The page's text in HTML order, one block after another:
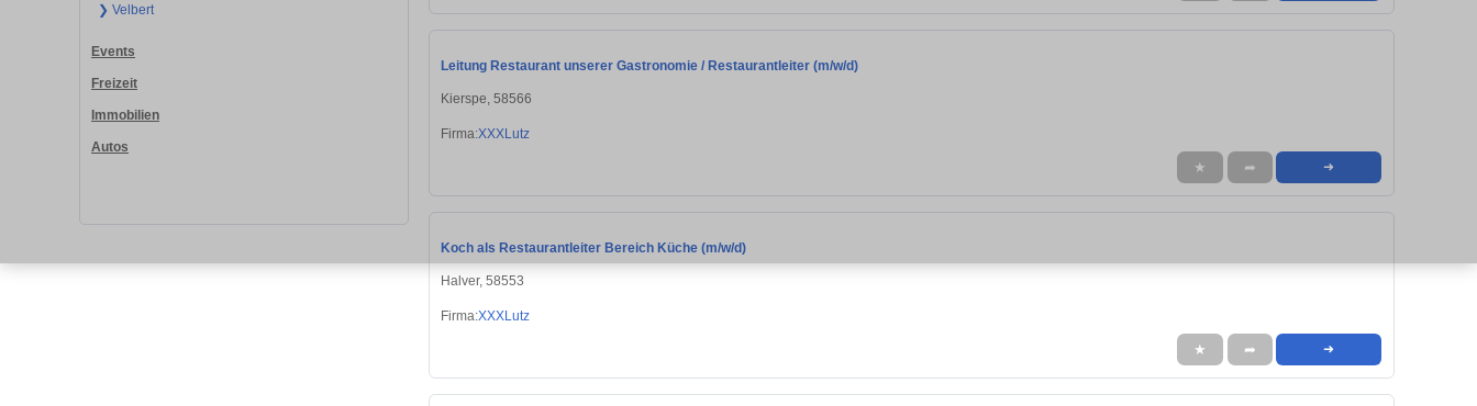
❯ Velbert
Events
Freizeit
Immobilien
Autos
Leitung Restaurant unserer Gastronomie / Restaurantleiter (m/w/d)
Kierspe, 58566
Firma:XXXLutz
★ ➦ ➜
Koch als Restaurantleiter Bereich Küche (m/w/d)
Halver, 58553
Firma:XXXLutz
★ ➦ ➜